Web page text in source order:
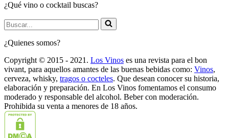
¿Qué vino o cocktail buscas?
Buscar...
¿Quienes somos?
Copyright © 2015 - 2021. Los Vinos es una revista para el bon
vivant, para aquellos amantes de las buenas bebidas como: Vinos,
cerveza, whisky, tragos o cocteles. Que desean conocer su historia,
elaboración y preparación. En Los Vinos fomentamos el consumo
moderado y responsable del alcohol. Beber con moderación.
Prohibida su venta a menores de 18 años.